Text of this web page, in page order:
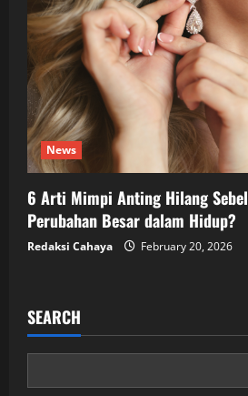
News
6 Arti Mimpi Anting Hilang
Perubahan Besar dalam Hidup?
Redaksi Cahaya February 20, 2026
SEARCH